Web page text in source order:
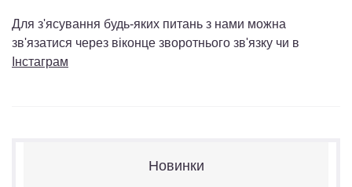
Для з'ясування будь-яких питань з нами можна
зв'язатися через віконце зворотнього зв'язку чи в
Інстаграм
Новинки